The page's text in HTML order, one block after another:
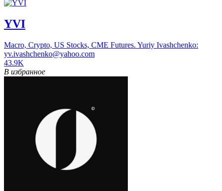
YVI
Macro, Crypto, US Stocks, CME Futures. Yuriy Ivashchenko:
yv.ivashchenko@yahoo.com
43.9K
В избранное